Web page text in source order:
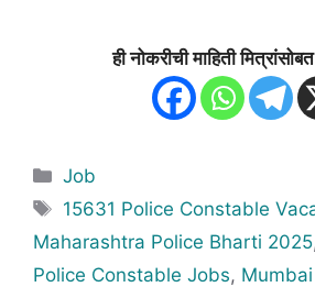
ही नोकरीची माहिती
Categories
Job
Tags
15631 Police Constable
Maharashtra Police Bharti 2025
Police Constable Jobs,